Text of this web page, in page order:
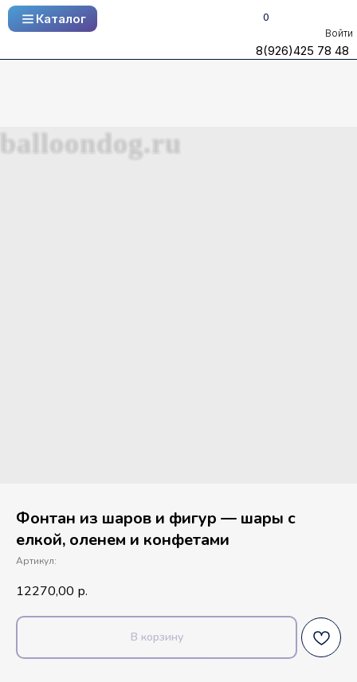
Каталог
Войти
0
8(926)425 78 48
Каталог
8(926)425 78 48
balloondog.ru
Фонтан из шаров и фигур — шары с
елкой, оленем и конфетами
Артикул:
12270,00 р.
В корзину